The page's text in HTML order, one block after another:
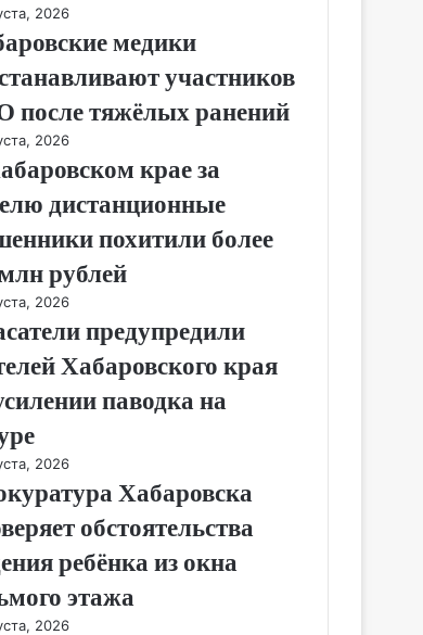
2026
медики
участников
после тяжёлых ранений
2026
крае за
дистанционные
похитили более
рублей
2026
предупредили
Хабаровского края
паводка на
2026
Хабаровска
обстоятельства
ребёнка из окна
этажа
2026